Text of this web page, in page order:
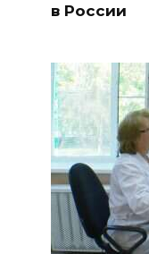
в России